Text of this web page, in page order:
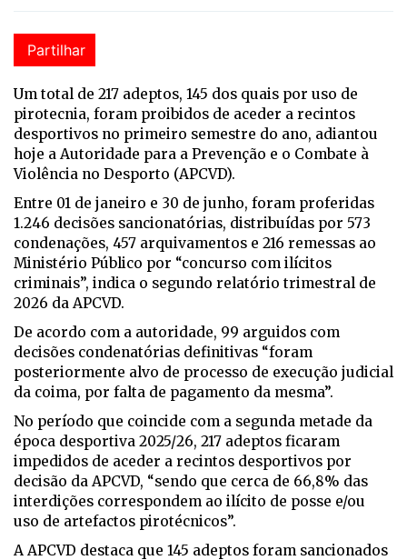
Partilhar
Um total de 217 adeptos, 145 dos quais por uso de
pirotecnia, foram proibidos de aceder a recintos
desportivos no primeiro semestre do ano, adiantou
hoje a Autoridade para a Prevenção e o Combate à
Violência no Desporto (APCVD).
Entre 01 de janeiro e 30 de junho, foram proferidas
1.246 decisões sancionatórias, distribuídas por 573
condenações, 457 arquivamentos e 216 remessas ao
Ministério Público por “concurso com ilícitos
criminais”, indica o segundo relatório trimestral de
2026 da APCVD.
De acordo com a autoridade, 99 arguidos com
decisões condenatórias definitivas “foram
posteriormente alvo de processo de execução judicial
da coima, por falta de pagamento da mesma”.
No período que coincide com a segunda metade da
época desportiva 2025/26, 217 adeptos ficaram
impedidos de aceder a recintos desportivos por
decisão da APCVD, “sendo que cerca de 66,8% das
interdições correspondem ao ilícito de posse e/ou
uso de artefactos pirotécnicos”.
A APCVD destaca que 145 adeptos foram sancionados